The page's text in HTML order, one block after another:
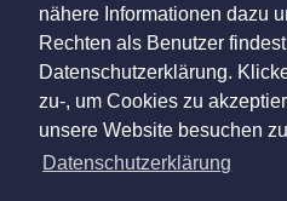
nähere Informationen dazu
Rechten als Benutzer
Datenschutzerklärung.
zu-, um Cookies zu
unsere Website besuchen
Datenschutzerklärung
Mobile Uploads (5)